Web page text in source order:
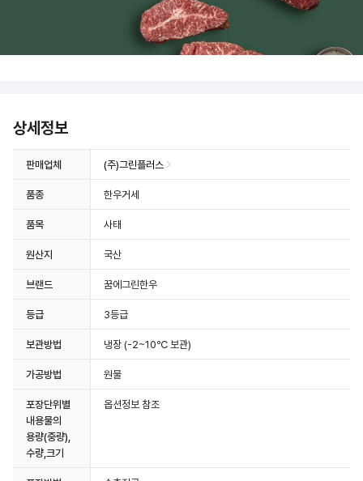
상세정보 더보기
상세정보
판매업체 (주)그린플러스
품종 한우거세
품목 사태
원산지 국산
브랜드 꿈에그린한우
등급 3등급
보관방법 냉장 (-2~10℃ 보관)
가공방법 원물
포장단위별
내용물의
용량(중량),
수량,크기
옵션정보 참조